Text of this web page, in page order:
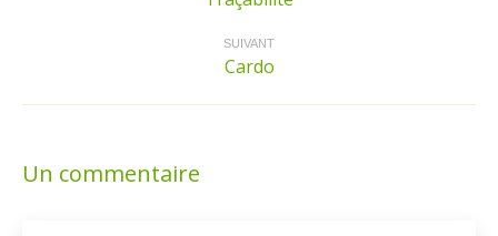
SUIVANT
Article
:
Cardo
Un commentaire